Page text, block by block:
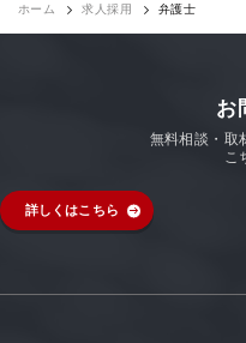
ホーム 求人採用 弁護士
お
無料相談・取
こ
詳しくはこちら